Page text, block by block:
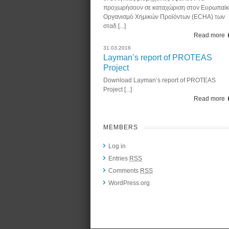
προχωρήσουν σε καταχώριση στον
Οργανισμό Χημικών Προϊόντων (ECHA) των
σταδ [...]
Read more
31.03.2016
Layman’s report of PROTEAS
Project
Download Layman’s report of PROTEAS
Project [...]
Read more
MEMBERS
Log in
Entries RSS
Comments RSS
WordPress.org